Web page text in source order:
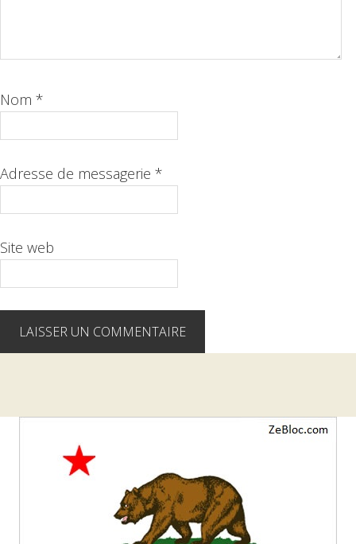
Nom *
Adresse de messagerie *
Site web
latérale